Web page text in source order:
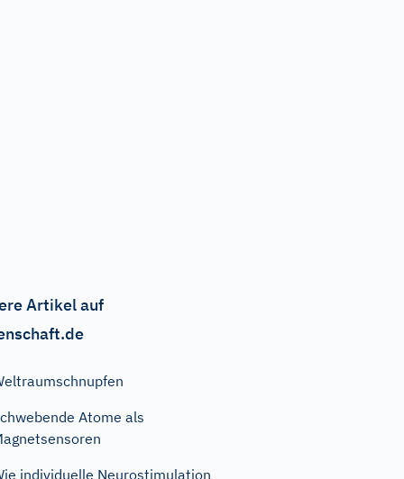
Artikel auf
Atome als
individuelle Neurostimulation